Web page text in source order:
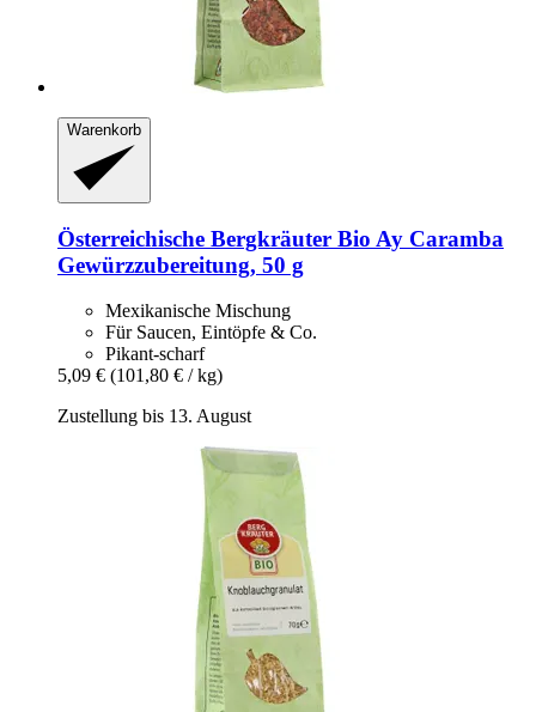
Warenkorb
Österreichische Bergkräuter Bio Ay Caramba
Gewürzzubereitung, 50 g
Mexikanische Mischung
Für Saucen, Eintöpfe & Co.
Pikant-scharf
5,09 € (101,80 € / kg)
Zustellung bis 13. August